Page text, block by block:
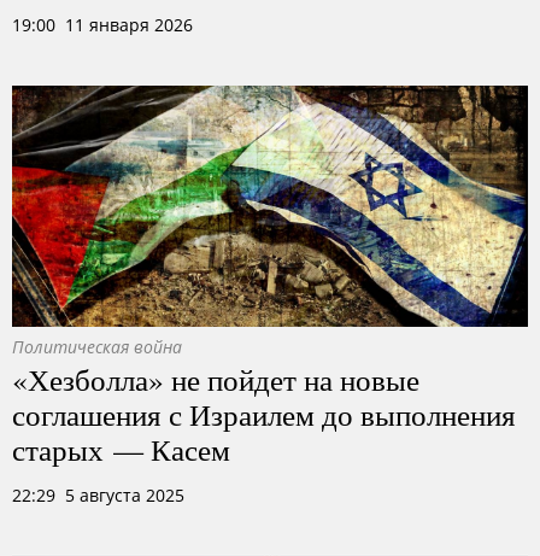
19:00 11 января 2026
Политическая война
«Хезболла» не пойдет на новые
соглашения с Израилем до выполнения
старых — Касем
22:29 5 августа 2025